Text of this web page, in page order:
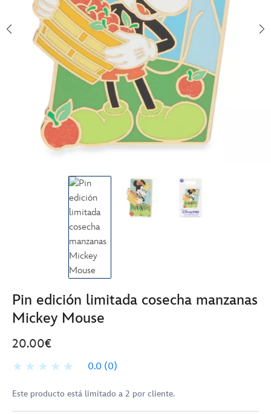
Pin edición limitada cosecha manzanas
Mickey Mouse
20.00€
0.0 (0)
Este producto está limitado a 2 por cliente.